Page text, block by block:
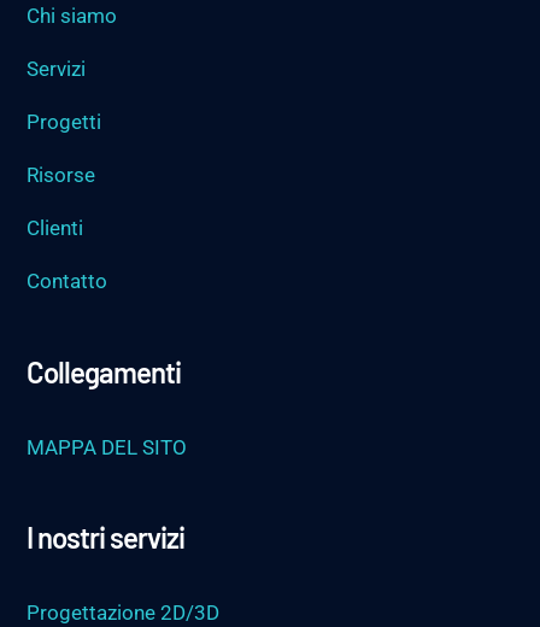
Chi siamo
Servizi
Progetti
Risorse
Clienti
Contatto
Collegamenti
MAPPA DEL SITO
I nostri servizi
Progettazione 2D/3D